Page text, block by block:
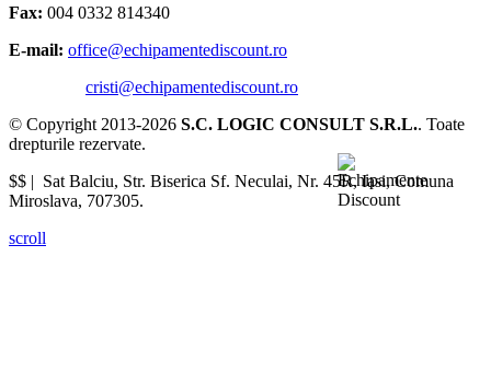
Fax: 004 0332 814340
E-mail: office@echipamentediscount.ro
cristi@echipamentediscount.ro
© Copyright 2013-2026 S.C. LOGIC CONSULT S.R.L.. Toate
drepturile rezervate.
$$ | Sat Balciu, Str. Biserica Sf. Neculai, Nr. 45R,Iasi,Comuna
Miroslava, 707305.
scroll